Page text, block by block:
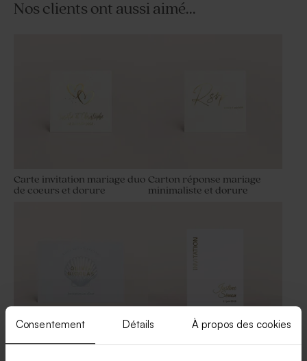
Consentement Détails À propos des cookies
Nos clients ont aussi aimé...
Carte invitation mariage duo
de coeurs et dorure
Carton réponse mariage
minimaliste et dorure
Carte invitation mariage
Carton invitation mariage